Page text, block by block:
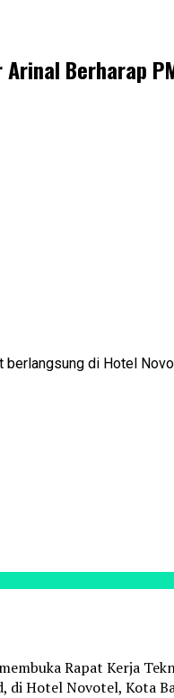
Berharap
di Hotel
Rapat Kerja
di Hotel Novotel, Kota